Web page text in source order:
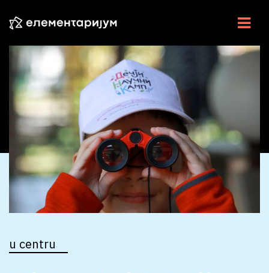
NAUKA U SRBIJI
NAUČNE VESTI
U CENTRU
ESEJI
INTERVJU
ELEMENTI
RADIO
u centru